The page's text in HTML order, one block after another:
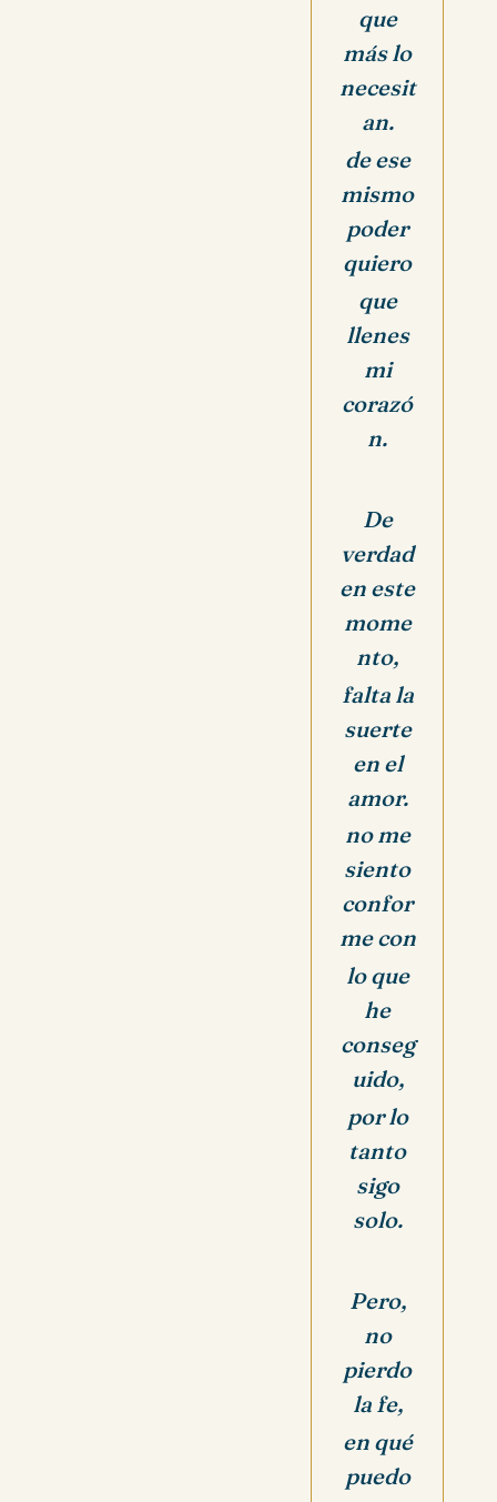
que
más lo
necesit
an.
de ese
mismo
poder
quiero
que
llenes
mi
corazó
n.
De
verdad
en este
mome
nto,
falta la
suerte
en el
amor.
no me
siento
confor
me con
lo que
he
conseg
uido,
por lo
tanto
sigo
solo.
Pero,
no
pierdo
la fe,
en qué
puedo